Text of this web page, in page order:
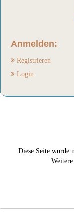
Anmelden:
Registrieren
Login
Diese Seite wurde